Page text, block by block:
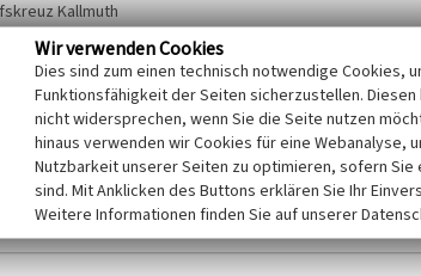
Namens und Ihrer E-Mail-Adresse. Ihre Angaben werden
der Vorschriften des Telemediengesetzes, des
vertraulich behandelt, beachten Sie bitte unsere
Wir verwenden Cookies
Dies sind zum einen technisch notwendige Cookies,
Funktionsfähigkeit der Seiten sicherzustellen. Diesen
nicht widersprechen, wenn Sie die Seite nutzen
hinaus verwenden wir Cookies für eine Webanalyse,
Nutzbarkeit unserer Seiten zu optimieren, sofern Sie
sind. Mit Anklicken des Buttons erklären Sie Ihr
Weitere Informationen finden Sie auf unserer